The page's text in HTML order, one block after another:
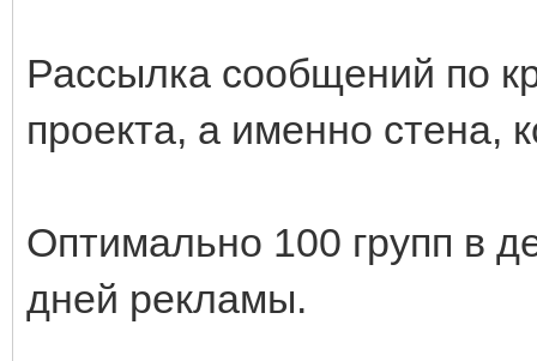
Рассылка сообщений по
проекта, а именно стена,
Оптимально 100 групп в
дней рекламы.